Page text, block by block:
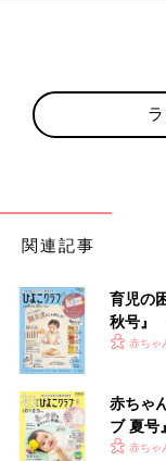
関連記事
育児の
秋号』
いっぱ
赤ちゃ
赤ちゃ
ブ 夏号
く！ お
赤ちゃ